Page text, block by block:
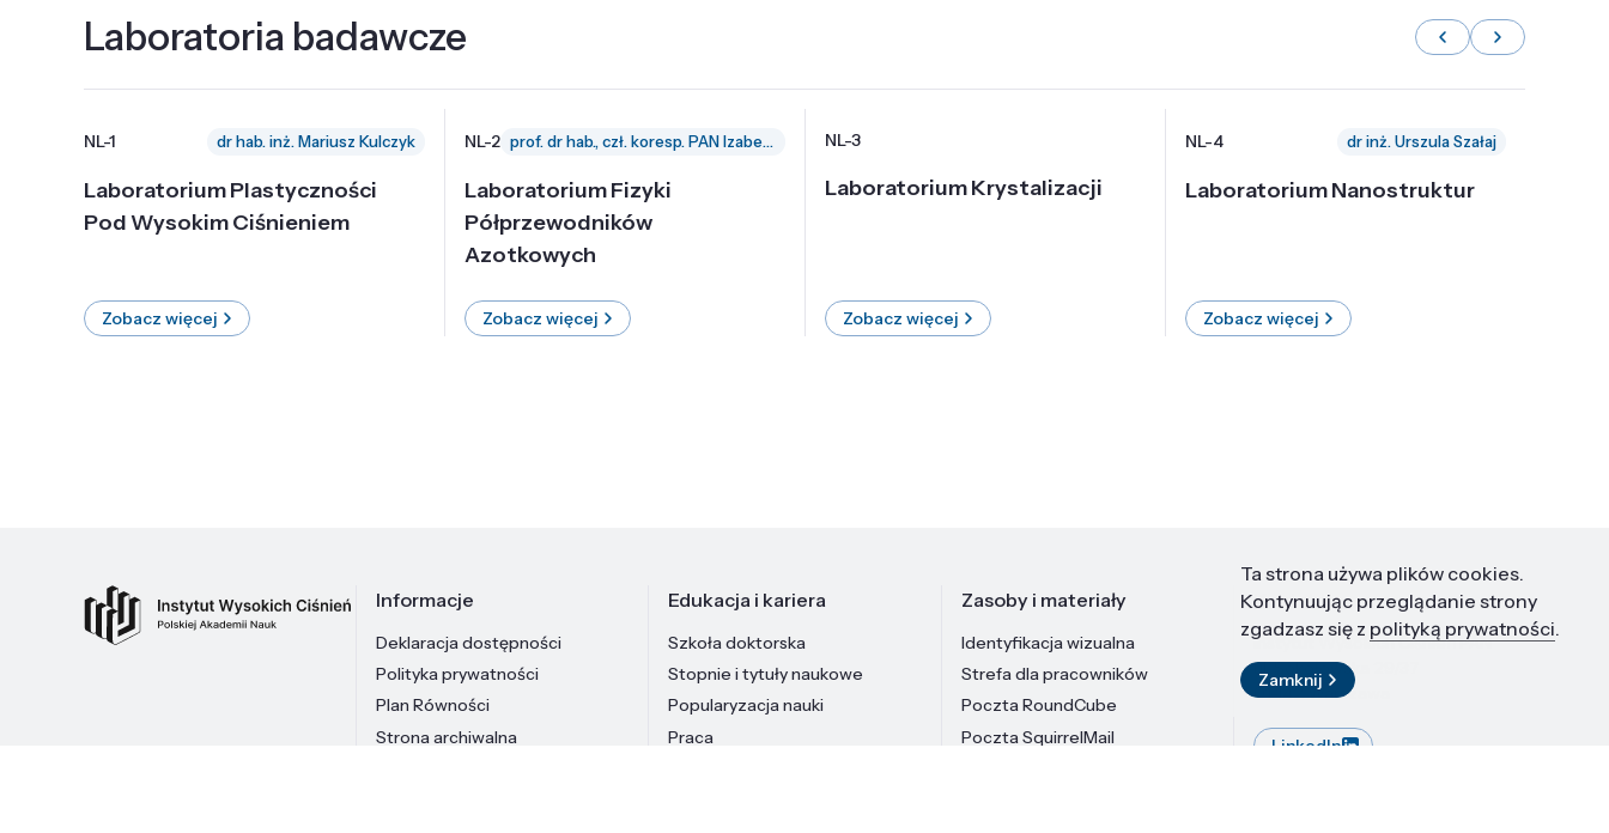
Laboratoria badawcze
NL-1 dr hab. inż. Mariusz Kulczyk
Laboratorium Plastyczności
Pod Wysokim Ciśnieniem
Zobacz więcej
NL-2 prof. dr hab., czł. koresp. PAN Izabella Grzegory
Laboratorium Fizyki
Półprzewodników
Azotkowych
Zobacz więcej
NL-3
Laboratorium Krystalizacji
Zobacz więcej
NL-4 dr inż. Urszula Szałaj
Laboratorium Nanostruktur
Zobacz więcej
Informacje
Deklaracja dostępności
Polityka prywatności
Plan Równości
Strona archiwalna
Edukacja i kariera
Szkoła doktorska
Stopnie i tytuły naukowe
Popularyzacja nauki
Praca
Zasoby i materiały
Identyfikacja wizualna
Strefa dla pracowników
Poczta RoundCube
Poczta SquirrelMail
Kontakt
Instytut Wysokich Ciśnień PAN
ul. Sokołowska 29/37
01-142 Warszawa
LinkedIn
Ta strona używa plików cookies.
Kontynuując przeglądanie strony
zgadzasz się z polityką prywatności.
Zamknij